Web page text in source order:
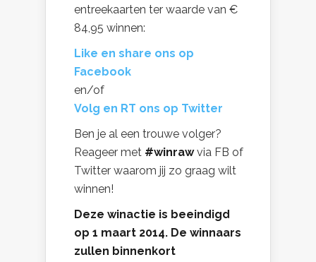
entreekaarten ter waarde van €
84,95 winnen:
Like en share ons op
Facebook
en/of
Volg en RT ons op Twitter
Ben je al een trouwe volger?
Reageer met #winrawvia FB of
Twitter waarom jij zo graag wilt
winnen!
Deze winactie is beeindigd
op 1 maart 2014. De winnaars
zullen binnenkort